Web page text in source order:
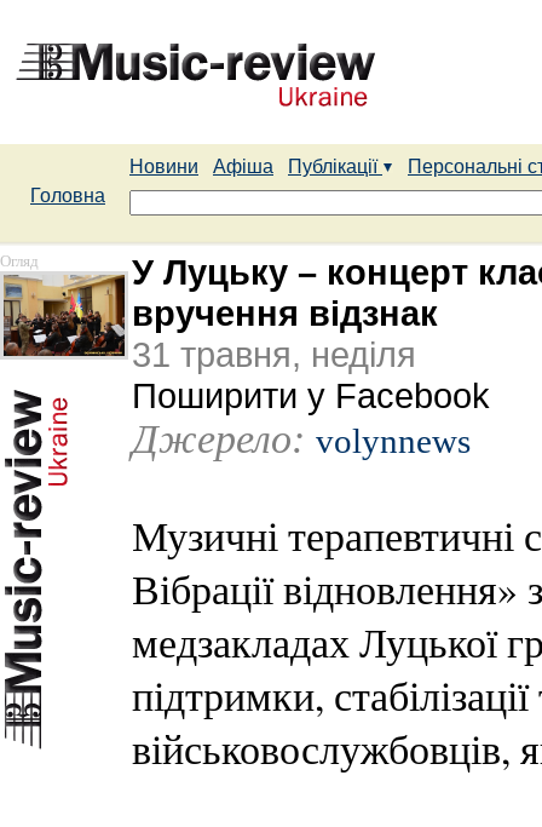
Новини Афіша Публікації
Персональні
Головна
Огляд
У Луцьку – концерт
вручення відзнак
31 травня, неділя
Поширити у Facebook
Джерело: volynnews
Музичні терапевтичні
Вібрації
медзакладах Луцької
підтримки,
військовослужбовців,